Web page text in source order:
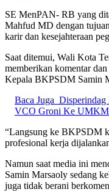
SE MenPAN- RB yang
Mahfud MD dengan
karir dan kesejahteraan
Saat ditemui, Wali Kota
memberikan komentar
Kepala BKPSDM Samin
Baca Juga Disperindag
VCO Groni Ke
“Langsung ke BKPSDM
profesional kerja
Namun saat media ini
Samin Marsaoly sedang
juga tidak berani